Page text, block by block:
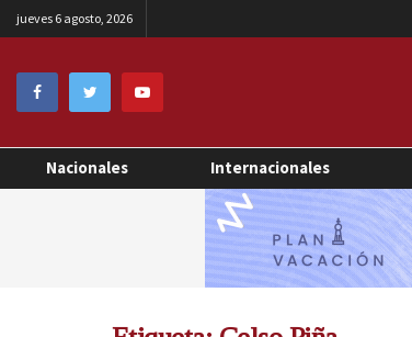
jueves 6 agosto, 2026
Nacionales Internacionales